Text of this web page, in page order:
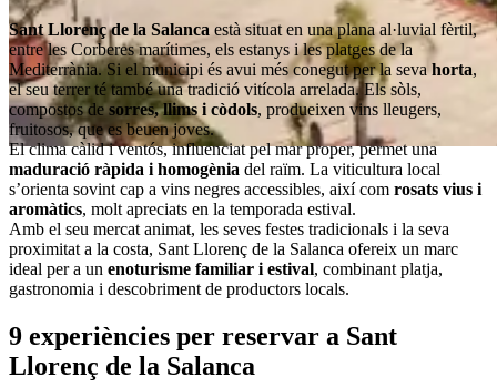
Sant Llorenç de la Salanca està situat en una plana al·luvial fèrtil,
entre les Corberes marítimes, els estanys i les platges de la
Mediterrània. Si el municipi és avui més conegut per la sevahorta,
el seu terrer té també una tradició vitícola arrelada. Els sòls,
compostos desorres, llims i còdols, produeixen vins lleugers,
fruitosos, que es beuen joves.
El clima càlid i ventós, influenciat pel mar proper, permet una
maduració ràpida i homogènia del raïm. La viticultura local
s’orienta sovint cap a vins negres accessibles, així com rosats vius i
aromàtics, molt apreciats en la temporada estival.
Amb el seu mercat animat, les seves festes tradicionals i la seva
proximitat a la costa, Sant Llorenç de la Salanca ofereix un marc
ideal per a un enoturisme familiar i estival, combinant platja,
gastronomia i descobriment de productors locals.
9 experiències per reservar a Sant
Llorenç de la Salanca